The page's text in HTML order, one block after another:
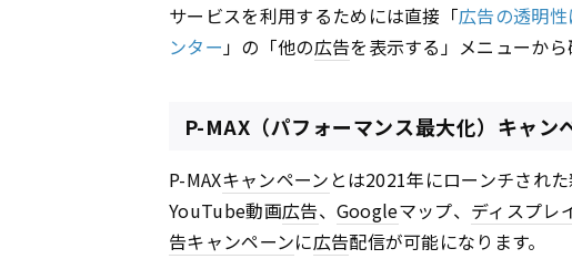
サービスを利用するためには直接「広告の透明
ンター 」の「他の広告を表示する」メニューから
P-MAX（パフォーマンス最大化）キャン
P-MAXキャンペーン とは2021年にローンチされた
YouTube動画広告、 Googleマップ、 ディスプレ
告キャンペーンに広告配信が可能になります。